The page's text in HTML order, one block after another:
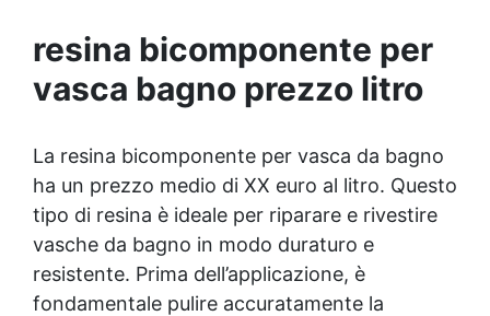
resina bicomponente per
vasca bagno prezzo litro
La resina bicomponente per vasca da bagno
ha un prezzo medio di XX euro al litro. Questo
tipo di resina è ideale per riparare e rivestire
vasche da bagno in modo duraturo e
resistente. Prima dell’applicazione, è
fondamentale pulire accuratamente la